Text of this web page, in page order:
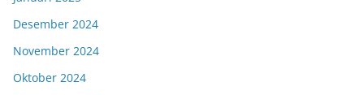
Desember 2024
November 2024
Oktober 2024